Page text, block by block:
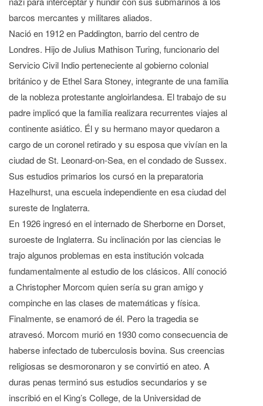
barcos mercantes y militares aliados.
Nació en 1912 en Paddington, barrio del centro de
Londres. Hijo de Julius Mathison Turing, funcionario del
Servicio Civil Indio perteneciente al gobierno colonial
británico y de Ethel Sara Stoney, integrante de una familia
de la nobleza protestante angloirlandesa. El trabajo de su
padre implicó que la familia realizara recurrentes viajes al
continente asiático. Él y su hermano mayor quedaron a
cargo de un coronel retirado y su esposa que vivían en la
ciudad de St. Leonard-on-Sea, en el condado de Sussex.
Sus estudios primarios los cursó en la preparatoria
Hazelhurst, una escuela independiente en esa ciudad del
sureste de Inglaterra.
En 1926 ingresó en el internado de Sherborne en Dorset,
suroeste de Inglaterra. Su inclinación por las ciencias le
trajo algunos problemas en esta institución volcada
fundamentalmente al estudio de los clásicos. Allí conoció
a Christopher Morcom quien sería su gran amigo y
compinche en las clases de matemáticas y física.
Finalmente, se enamoró de él. Pero la tragedia se
atravesó. Morcom murió en 1930 como consecuencia de
haberse infectado de tuberculosis bovina. Sus creencias
religiosas se desmoronaron y se convirtió en ateo. A
duras penas terminó sus estudios secundarios y se
inscribió en el King’s College, de la Universidad de